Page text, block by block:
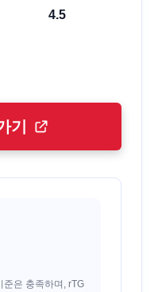
4.5
기
준은 충족하며, rTG